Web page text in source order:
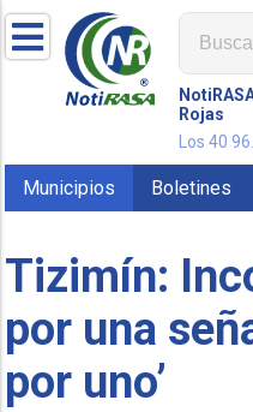
Rojas
Los 40
Municipios Boletines
Tizimín:
por una
por uno’